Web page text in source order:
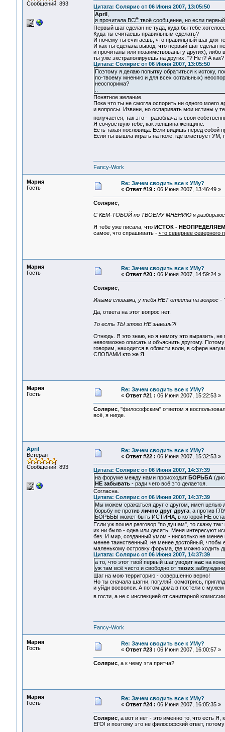
Сообщений: 893
Цитата: Солярис от 06 Июня 2007, 13:05:50
April
я прочитала ВСЁ твоё сообщение, но если
Первый шаг сделан не туда, куда бы тебе
Куда ты считаешь правильным сделать?
И почему ты считаешь, что правильный шаг для
И как ты сделала вывод, что первый шаг сделан
и прочитаны или позаимствованы у других),
ты уже экстраполируешь на других. "? Нет? А как?
Цитата: Солярис от 06 Июня 2007, 13:05:50
Поэтому я делаю попытку обратиться к истоку,
по-твоему мнению и для всех остальных)
неоспорима?
Понятное желание.
Пока что ты не смогла оспорить ни одного моего
и вопросы. Извини, но оспаривать мои истины у
получается, так это - разоблачать свои
Я сочувствую тебе, как женщина женщине.
Есть такая пословица: Если видишь перед собой
Если ты вышла играть на поле, где властвует УМ,
Fancy-Work
Мария
Гость
Re: Зачем сводить все к УМу?
« Ответ #19 : 06 Июня 2007, 13:46:49 »
Солярис,
С КЕМ-ТОБОЙ по ТВОЕМУ МНЕНИЮ я
Я тебе уже писала, что ИСТОК - НЕОПРЕДЕЛЯЕМ
самое, что спрашивать - что севернее северного
Мария
Гость
Re: Зачем сводить все к УМу?
« Ответ #20 : 06 Июня 2007, 14:59:24 »
Солярис,
Иными словами, у тебя НЕТ ответа на вопрос
Да, ответа на этот вопрос нет.
То есть ТЫ этого НЕ знаешь?!
Отнюдь. Я это знаю, но я немогу это выразить, не
невозможно описать и объяснить другому.
говорим, находится в области воли, в сфере
СЛОВАМИ кто же Я.
Мария
Гость
Re: Зачем сводить все к УМу?
« Ответ #21 : 06 Июня 2007, 15:22:53 »
Солярис, "философским" ответом я
всё, я нигде.
April
Ветеран
Сообщений: 893
Re: Зачем сводить все к УМу?
« Ответ #22 : 06 Июня 2007, 15:32:53 »
Цитата: Солярис от 06 Июня 2007, 14:37:39
на форуме между нами происходит БОРЬБА
НЕ забывать- ради чего всё это делается.
Согласна.
Цитата: Солярис от 06 Июня 2007, 14:37:39
Мы можем сражаться друг с другом, имея целью
борьбу не против лично друг друга, а против
БОРЬБЫ может быть ИСТИНА, в которой НЕ
Если уж пошел разговор "по душам", то скажу
их ни было - одна или десять. Меня интересуют
без. И мир, созданный умом - нисколько не
менее таинственный, не менее достойный, чтобы
маленькому островку форума, где можно ходить
Цитата: Солярис от 06 Июня 2007, 14:37:39
а то, что этот твой первый шаг уводит насна
уж там всё чисто и свободно от твоих
Шаг на мою территорию - совершенно верно!
Но ты сначала шагни, погуляй, осмотрись,
и уйди восвояси. А потом дома в постели с
в гости, а не с инспекцией от санитарной
Fancy-Work
Мария
Гость
Re: Зачем сводить все к УМу?
« Ответ #23 : 06 Июня 2007, 16:00:57 »
Солярис, а к чему эта притча?
Мария
Гость
Re: Зачем сводить все к УМу?
« Ответ #24 : 06 Июня 2007, 16:05:35 »
Солярис, а вот и нет - это именно то, что есть
ЕГО! и поэтому это не философский ответ, потому